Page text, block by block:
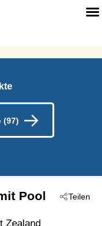
(97)
Teilen
Pool
Zealand